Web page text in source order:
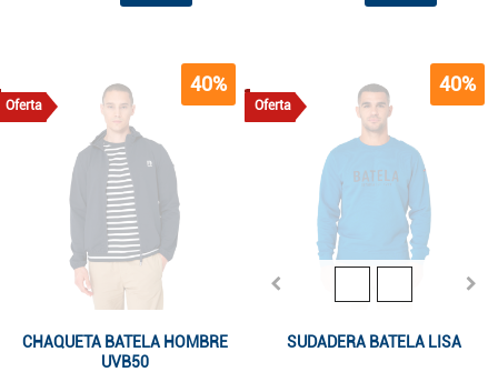
Oferta
40%
CHAQUETA BATELA HOMBRE
UVB50
Oferta
40%
SUDADERA BATELA LISA